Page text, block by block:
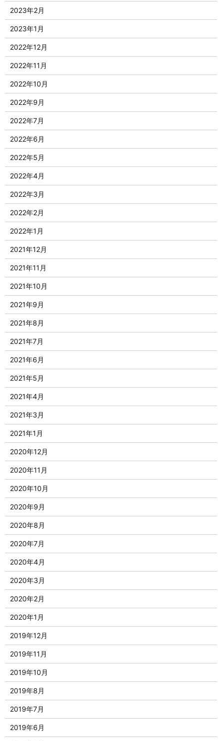
2023年2月
2023年1月
2022年12月
2022年11月
2022年10月
2022年9月
2022年7月
2022年6月
2022年5月
2022年4月
2022年3月
2022年2月
2022年1月
2021年12月
2021年11月
2021年10月
2021年9月
2021年8月
2021年7月
2021年6月
2021年5月
2021年4月
2021年3月
2021年1月
2020年12月
2020年11月
2020年10月
2020年9月
2020年8月
2020年7月
2020年4月
2020年3月
2020年2月
2020年1月
2019年12月
2019年11月
2019年10月
2019年8月
2019年7月
2019年6月